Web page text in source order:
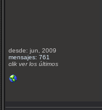
desde: jun, 2009
mensajes: 761
clik ver los últimos